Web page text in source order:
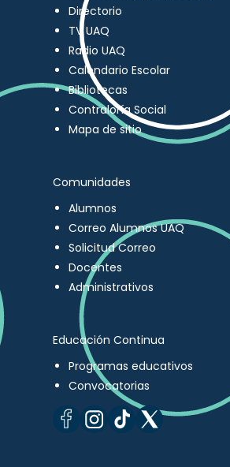
Directorio
TV UAQ
Radio UAQ
Calendario Escolar
Bibliotecas
Contraloría Social
Mapa de sitio
Comunidades
Alumnos
Correo Alumnos UAQ
Solicitud Correo
Docentes
Administrativos
Educación Continua
Programas educativos
Convocatorias